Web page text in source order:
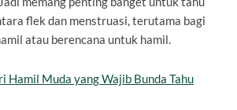
flek dan menstruasi, terutama bagi
atau berencana untuk hamil.
Hamil Muda yang Wajib Bunda Tahu